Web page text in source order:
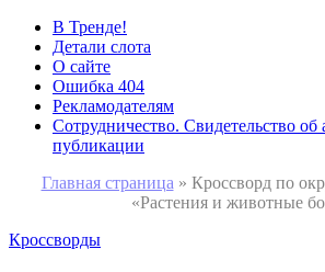
В Тренде!
Детали слота
О сайте
Ошибка 404
Рекламодателям
Сотрудничество. Свидетельство об
публикации
Главная страница » Кроссворд по
«Растения и животные
Кроссворды